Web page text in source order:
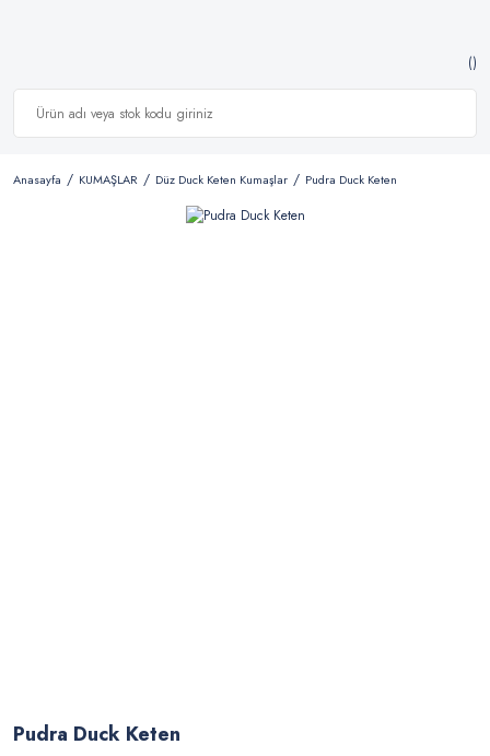
Anasayfa KUMAŞLAR Düz Duck Keten Kumaşlar Pudra Duck Keten
Pudra Duck Keten